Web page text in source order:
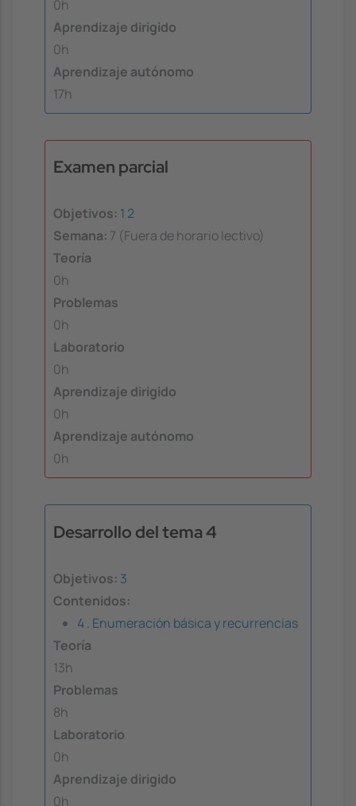
0h
Aprendizaje dirigido
0h
Aprendizaje autónomo
17h
Examen parcial
Objetivos: 1 2
Semana: 7 (Fuera de horario lectivo)
Teoría
0h
Problemas
0h
Laboratorio
0h
Aprendizaje dirigido
0h
Aprendizaje autónomo
0h
Desarrollo del tema 4
Objetivos: 3
Contenidos:
4 . Enumeración básica y recurrencias
Teoría
13h
Problemas
8h
Laboratorio
0h
Aprendizaje dirigido
0h